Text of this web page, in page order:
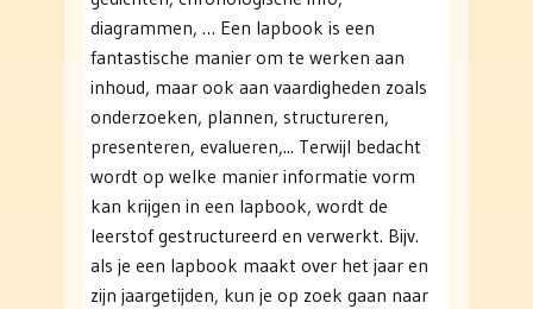
diagrammen, … Een lapbook is een
fantastische manier om te werken aan
inhoud, maar ook aan vaardigheden zoals
onderzoeken, plannen, structureren,
presenteren, evalueren,... Terwijl bedacht
wordt op welke manier informatie vorm
kan krijgen in een lapbook, wordt de
leerstof gestructureerd en verwerkt. Bijv.
als je een lapbook maakt over het jaar en
zijn jaargetijden, kun je op zoek gaan naar